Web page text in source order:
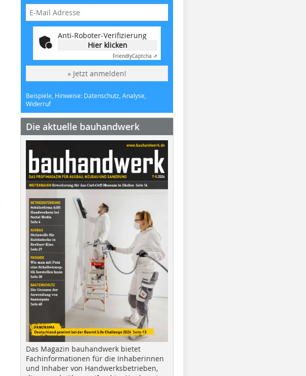
Anti-Roboter-Verifizierung
Hier klicken
FriendlyCaptcha ⇗
» Jetzt anmelden!
Beispiele, Hinweise: Datenschutz, Analyse,
Widerruf
Die aktuelle bauhandwerk
Das Magazin bauhandwerk bietet
Fachinformationen für die Inhaberinnen
und Inhaber von Handwerksbetrieben,